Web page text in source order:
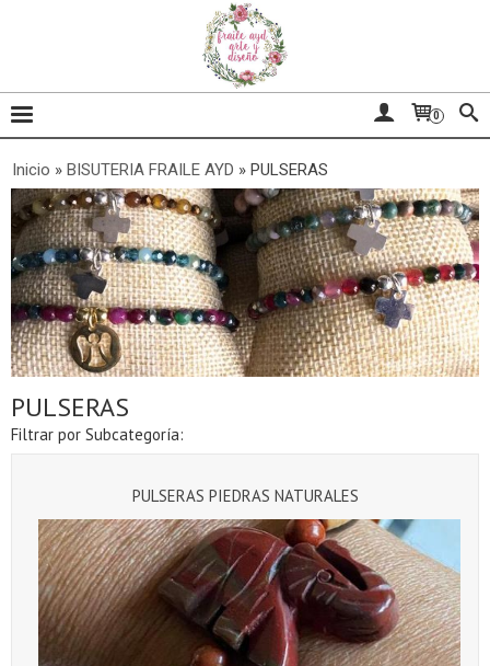
0
Inicio » BISUTERIA FRAILE AYD » PULSERAS
PULSERAS
Filtrar por Subcategoría:
PULSERAS PIEDRAS NATURALES